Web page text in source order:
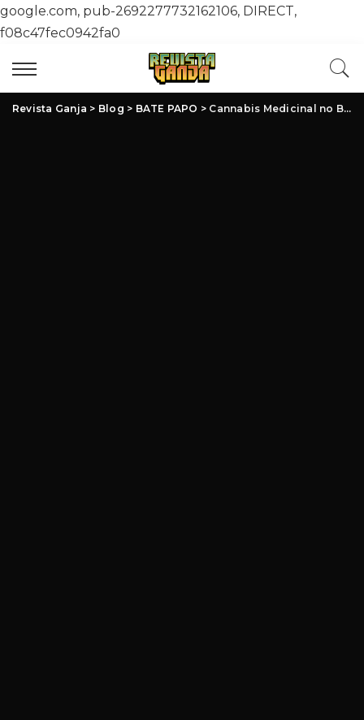
google.com, pub-2692277732162106, DIRECT,
f08c47fec0942fa0
Revista Ganja > Blog > BATE PAPO > Cannabis Medicinal no Brasil: Avanços, Desafios e Oportunidades